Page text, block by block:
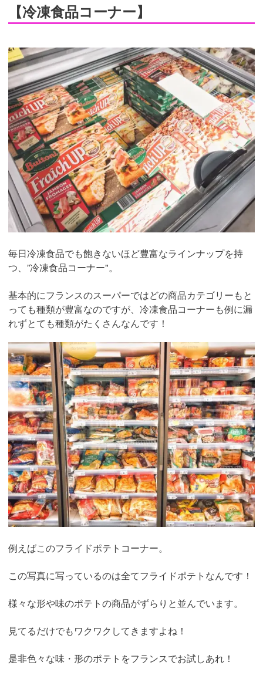
【冷凍食品コーナー】
毎日冷凍食品でも飽きないほど豊富なラインナップを持
つ、”冷凍食品コーナー"。
基本的にフランスのスーパーではどの商品カテゴリーもと
っても種類が豊富なのですが、冷凍食品コーナーも例に漏
れずとても種類がたくさんなんです！
例えばこのフライドポテトコーナー。
この写真に写っているのは全てフライドポテトなんです！
様々な形や味のポテトの商品がずらりと並んでいます。
見てるだけでもワクワクしてきますよね！
是非色々な味・形のポテトをフランスでお試しあれ！